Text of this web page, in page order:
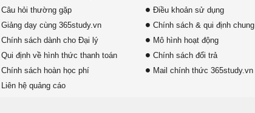
Câu hỏi thường gặp
Giảng dạy cùng 365study.vn
Chính sách dành cho Đại lý
Qui định về hình thức thanh toán
Chính sách hoàn học phí
Liên hệ quảng cáo
Điều khoản sử dụng
Chính sách & qui định chung
Mô hình hoạt động
Chính sách đổi trả
Mail chính thức 365study.vn